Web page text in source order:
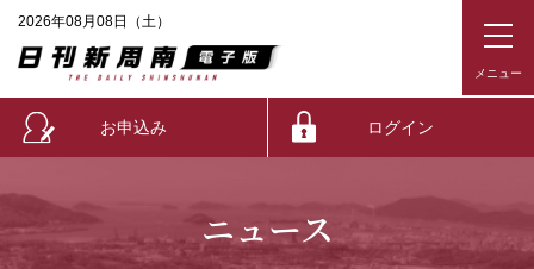
2026年08月08日（土）
お申込み ログイン
ニュース